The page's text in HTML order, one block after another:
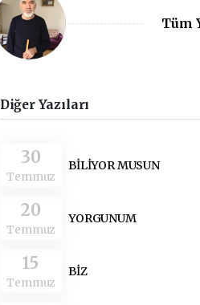
Tüm
Diğer Yazıları
30
Temmuz
BİLİYOR MUSUN
20
Temmuz
YORGUNUM
15
Temmuz
BİZ